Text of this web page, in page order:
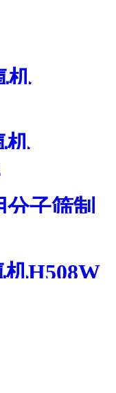
机
机
分子筛制
H508W